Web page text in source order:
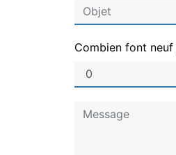
Combien font neuf